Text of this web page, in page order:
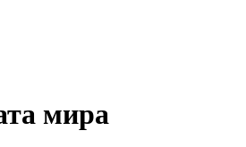
мира